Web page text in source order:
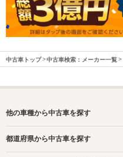
中古車トップ 中古車検索：メーカー一覧
他の車種から中古車を探す
都道府県から中古車を探す